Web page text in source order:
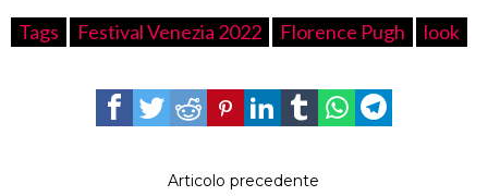
Tags Festival Venezia 2022 Florence Pugh look
Articolo precedente